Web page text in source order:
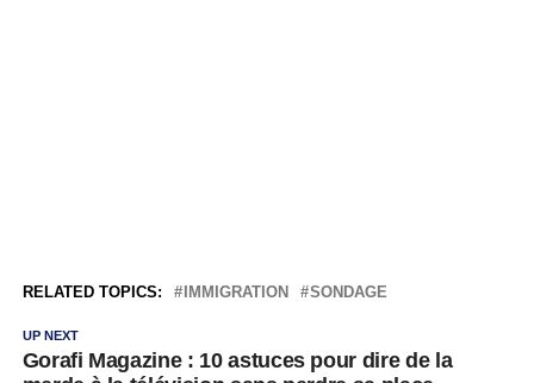
RELATED TOPICS: IMMIGRATION SONDAGE
UP NEXT
Gorafi Magazine : 10 astuces pour dire de la